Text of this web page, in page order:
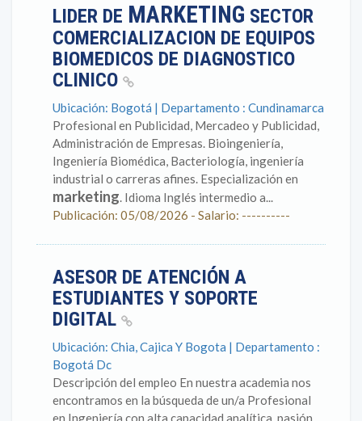
LIDER DE MARKETING SECTOR
COMERCIALIZACION DE EQUIPOS
BIOMEDICOS DE DIAGNOSTICO
CLINICO
Ubicación: Bogotá | Departamento : Cundinamarca
Profesional en Publicidad, Mercadeo y Publicidad,
Administración de Empresas. Bioingeniería,
Ingeniería Biomédica, Bacteriología, ingeniería
industrial o carreras afines. Especialización en
marketing. Idioma Inglés intermedio a...
Publicación: 05/08/2026 - Salario: ----------
ASESOR DE ATENCIÓN A
ESTUDIANTES Y SOPORTE
DIGITAL
Ubicación: Chia, Cajica Y Bogota | Departamento :
Bogotá Dc
Descripción del empleo En nuestra academia nos
encontramos en la búsqueda de un/a Profesional
en Ingeniería con alta capacidad analítica, pasión